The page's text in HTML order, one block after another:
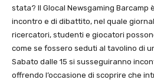
stata? Il Glocal Newsgaming Barcamp
incontro e di dibattito, nel quale
ricercatori, studenti e giocatori
come se fossero seduti al tavolino di
Sabato dalle 15 si susseguiranno
offrendo l’occasione di scoprire che